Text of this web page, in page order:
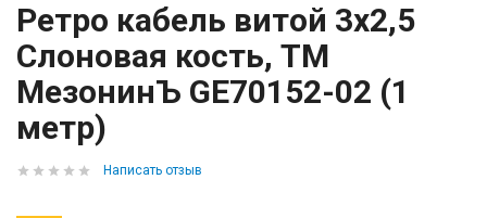
Ретро кабель витой 3x2,5
Слоновая кость, ТМ
МезонинЪ GE70152-02 (1
метр)
Написать отзыв